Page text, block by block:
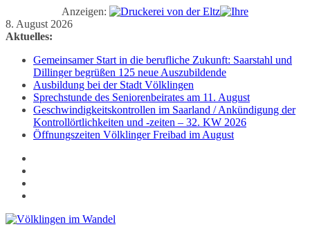
Anzeigen:
Zum
Inhalt
8. August 2026
Aktuelles:
Gemeinsamer Start in die berufliche Zukunft: Saarstahl und
Dillinger begrüßen 125 neue Auszubildende
Ausbildung bei der Stadt Völklingen
Sprechstunde des Seniorenbeirates am 11. August
Geschwindigkeitskontrollen im Saarland / Ankündigung der
Kontrollörtlichkeiten und -zeiten – 32. KW 2026
Öffnungszeiten Völklinger Freibad im August